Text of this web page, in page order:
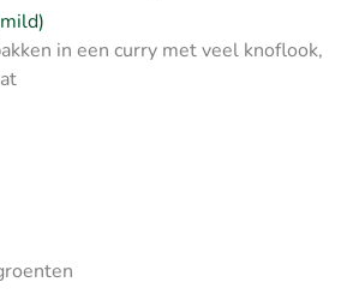
in een curry met veel knoflook,